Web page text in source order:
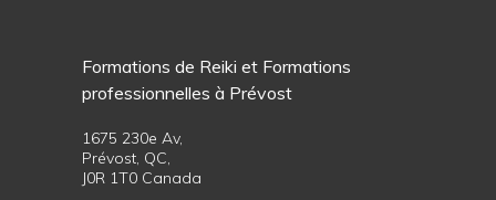
Formations de Reiki et Formations
professionnelles à Prévost
1675 230e Av,
Prévost, QC,
J0R 1T0 Canada